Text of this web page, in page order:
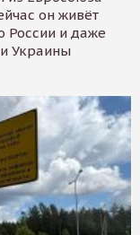
он живёт
России и даже
Украины